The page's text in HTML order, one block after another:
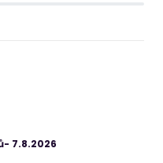
7.8.2026